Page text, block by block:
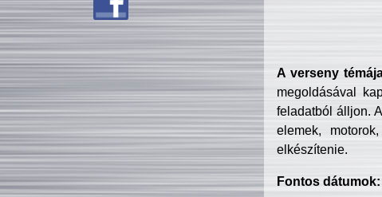
A verseny
megoldásával
feladatból álljon.
elemek,
elkészítenie.
Fontos dátumok: